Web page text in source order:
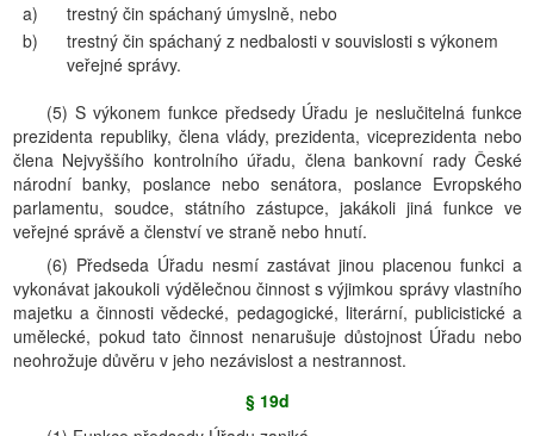
a)
trestný čin spáchaný úmyslně, nebo
b)
trestný čin spáchaný z nedbalosti v souvislosti s výkonem
veřejné správy.
(5) S výkonem funkce předsedy Úřadu je neslučitelná funkce
prezidenta republiky, člena vlády, prezidenta, viceprezidenta nebo
člena Nejvyššího kontrolního úřadu, člena bankovní rady České
národní banky, poslance nebo senátora, poslance Evropského
parlamentu, soudce, státního zástupce, jakákoli jiná funkce ve
veřejné správě a členství ve straně nebo hnutí.
(6) Předseda Úřadu nesmí zastávat jinou placenou funkci a
vykonávat jakoukoli výdělečnou činnost s výjimkou správy vlastního
majetku a činnosti vědecké, pedagogické, literární, publicistické a
umělecké, pokud tato činnost nenarušuje důstojnost Úřadu nebo
neohrožuje důvěru v jeho nezávislost a nestrannost.
§ 19d